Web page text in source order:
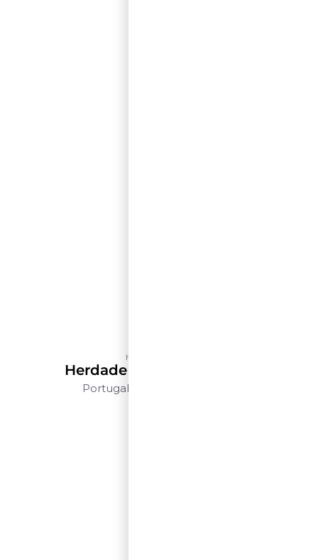
Herdade do Peso
Herdade Do Peso Reserva
Portugal